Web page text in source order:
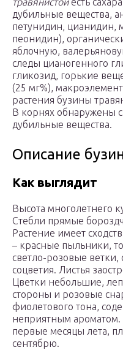
дубильные вещества,
петунидин, цианидин,
пеонидин),
яблочную,
следы цианогенного
гликозид, горькие
(25 мг%),
растения бузины
В корнях обнаружены
дубильные вещества.
Описание
Как выглядит
Высота многолетнего
Стебли прямые
Растение имеет
– красные пыльники,
светло-розовые
соцветия. Листья
Цветки небольшие,
стороны и розовые
фиолетового тона,
неприятным ароматом.
первые месяцы лета,
сентябрю.